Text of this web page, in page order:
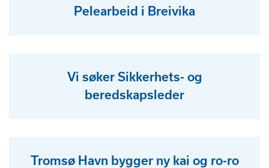
Pelearbeid i Breivika
Vi søker Sikkerhets- og
beredskapsleder
Tromsø Havn bygger ny kai og ro-ro